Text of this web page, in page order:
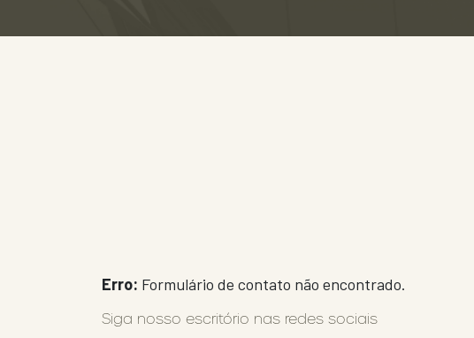
Erro: Formulário de contato não encontrado.
Siga nosso escritório nas redes sociais